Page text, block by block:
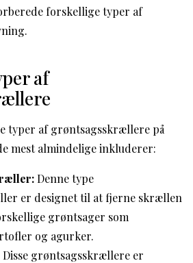
forskellige typer af
af
typer af grøntsagsskrællere på
mest almindelige inkluderer:
Denne type
er designet til at fjerne skrællen
grøntsager som
og agurker.
Disse grøntsagsskrællere er